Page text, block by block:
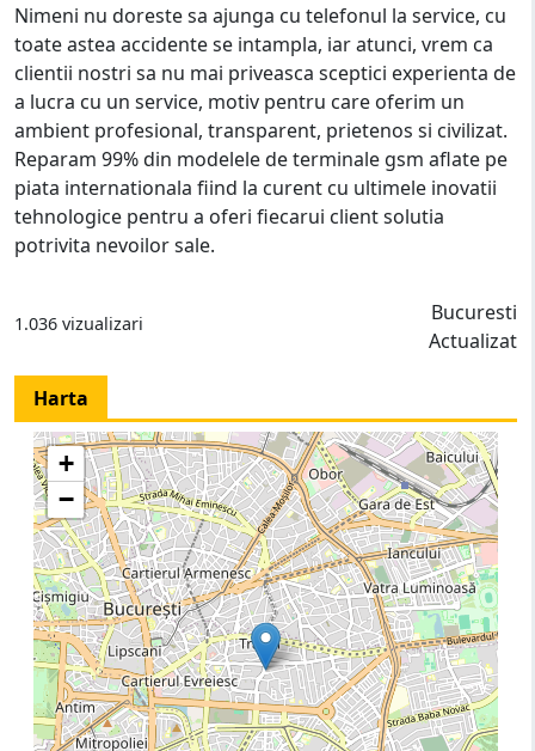
Nimeni nu doreste sa ajunga cu telefonul la service, cu
toate astea accidente se intampla, iar atunci, vrem ca
clientii nostri sa nu mai priveasca sceptici experienta de
a lucra cu un service, motiv pentru care oferim un
ambient profesional, transparent, prietenos si civilizat.
Reparam 99% din modelele de terminale gsm aflate pe
piata internationala fiind la curent cu ultimele inovatii
tehnologice pentru a oferi fiecarui client solutia
potrivita nevoilor sale.
1.036 vizualizari
Bucuresti
Actualizat
Harta
+
−